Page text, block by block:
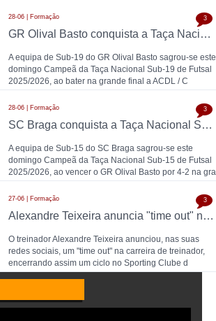
28-06 | Formação
GR Olival Basto conquista a Taça Nacional Sub-19 de Futsal após bater ACDL / CBIDN
A equipa de Sub-19 do GR Olival Basto sagrou-se este
domingo Campeã da Taça Nacional Sub-19 de Futsal
2025/2026, ao bater na grande final a ACDL / C
3
28-06 | Formação
SC Braga conquista a Taça Nacional Sub-15 de Futsal e sobe ao Campeonato Nacional 26/27
A equipa de Sub-15 do SC Braga sagrou-se este
domingo Campeã da Taça Nacional Sub-15 de Futsal
2025/2026, ao vencer o GR Olival Basto por 4-2 na gra
3
27-06 | Formação
Alexandre Teixeira anuncia "time out" no futsal: pausa após título de Campeão Nacional pelo Sporting CP
O treinador Alexandre Teixeira anunciou, nas suas
redes sociais, um "time out" na carreira de treinador,
encerrando assim um ciclo no Sporting Clube d
3